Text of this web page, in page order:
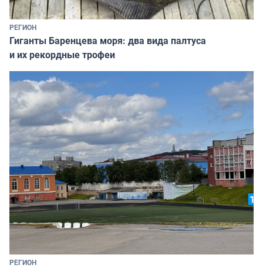
РЕГИОН
Гиганты Баренцева моря: два вида палтуса
и их рекордные трофеи
РЕГИОН